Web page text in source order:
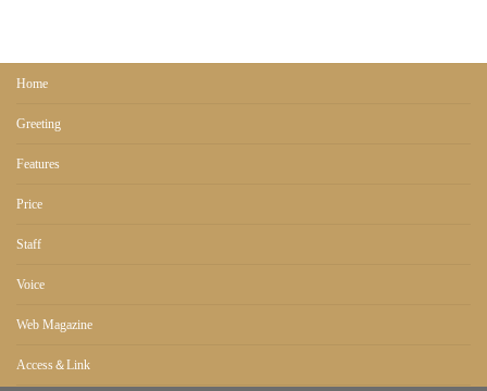
Home
Greeting
Features
Price
Staff
Voice
Web Magazine
Access＆Link